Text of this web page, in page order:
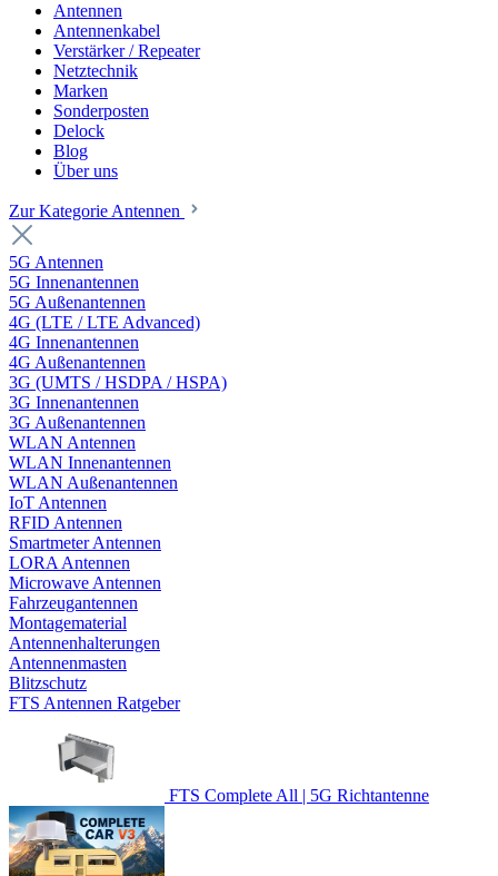
Antennen
Antennenkabel
Verstärker / Repeater
Netztechnik
Marken
Sonderposten
Delock
Blog
Über uns
Zur Kategorie Antennen
5G Antennen
5G Innenantennen
5G Außenantennen
4G (LTE / LTE Advanced)
4G Innenantennen
4G Außenantennen
3G (UMTS / HSDPA / HSPA)
3G Innenantennen
3G Außenantennen
WLAN Antennen
WLAN Innenantennen
WLAN Außenantennen
IoT Antennen
RFID Antennen
Smartmeter Antennen
LORA Antennen
Microwave Antennen
Fahrzeugantennen
Montagematerial
Antennenhalterungen
Antennenmasten
Blitzschutz
FTS Antennen Ratgeber
FTS Complete All | 5G Richtantenne